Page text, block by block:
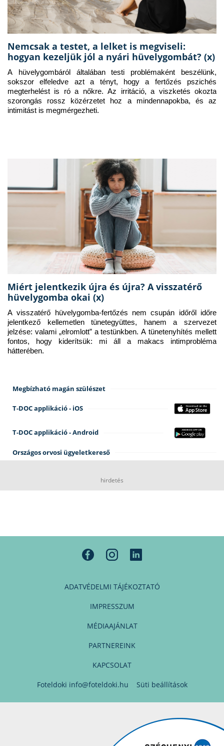
Nemcsak a testet, a lelket is megviseli:
hogyan kezeljük jól a nyári hüvelygombát? (x)
A hüvelygombáról általában testi problémaként beszélünk,
sokszor elfeledve azt a tényt, hogy a fertőzés pszichés
megterhelést is ró a nőkre. Az irritáció, a viszketés okozta
szorongás rossz közérzetet hoz a mindennapokba, és az
intimitást is megmérgezheti.
Miért jelentkezik újra és újra? A visszatérő
hüvelygomba okai (x)
A visszatérő hüvelygomba-fertőzés nem csupán időről időre
jelentkező kellemetlen tünetegyüttes, hanem a szervezet
jelzése: valami „elromlott” a testünkben. A tünetenyhítés mellett
fontos, hogy kiderítsük: mi áll a makacs intimprobléma
hátterében.
Megbízható magán szülészet
T-DOC applikáció - iOS
T-DOC applikáció - Android
Országos orvosi ügyeletkereső
hirdetés
ADATVÉDELMI TÁJÉKOZTATÓ
IMPRESSZUM
MÉDIAAJÁNLAT
PARTNEREINK
KAPCSOLAT
Foteldoki info@foteldoki.hu Süti beállítások